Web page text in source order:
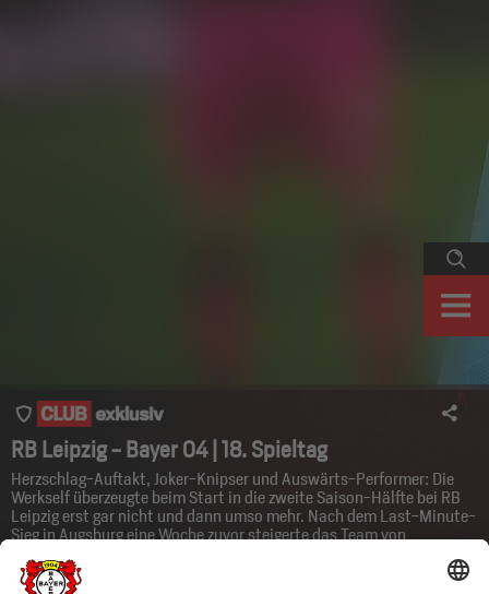
RB Leipzig - Bayer 04 | 18. Spieltag
Herzschlag-Auftakt, Joker-Knipser und Auswärts-Performer: Die
Werkself überzeugte beim Start in die zweite Saison-Hälfte bei RB
Leipzig erst gar nicht und dann umso mehr. Nach dem Last-Minute-
Sieg in Augsburg eine Woche zuvor steigerte das Team von
Variabilität, geschlossene Disziplin und kämpferische Moral nicht
nur die eigene Leistung deutlich. Nach zweimaligem Rückstand